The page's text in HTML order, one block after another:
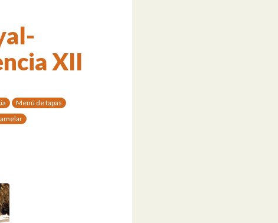
XII
Menú de tapas